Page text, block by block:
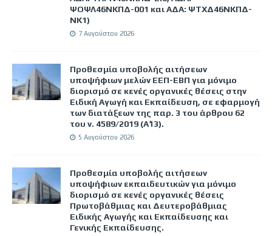
ΨΟΨΛ46ΝΚΠΔ-001 και ΑΔΑ: ΨΤΧΔ46ΝΚΠΔ-
ΝΚ1)
7 Αυγούστου 2026
Προθεσμία υποβολής αιτήσεων
υποψήφιων μελών ΕΕΠ-ΕΒΠ για μόνιμο
διορισμό σε κενές οργανικές θέσεις στην
Ειδική Αγωγή και Εκπαίδευση, σε εφαρμογή
των διατάξεων της παρ. 3 του άρθρου 62
του ν. 4589/2019 (Α΄13).
5 Αυγούστου 2026
Προθεσμία υποβολής αιτήσεων
υποψήφιων εκπαιδευτικών για μόνιμο
διορισμό σε κενές οργανικές θέσεις
Πρωτοβάθμιας και Δευτεροβάθμιας
Ειδικής Αγωγής και Εκπαίδευσης και
Γενικής Εκπαίδευσης.